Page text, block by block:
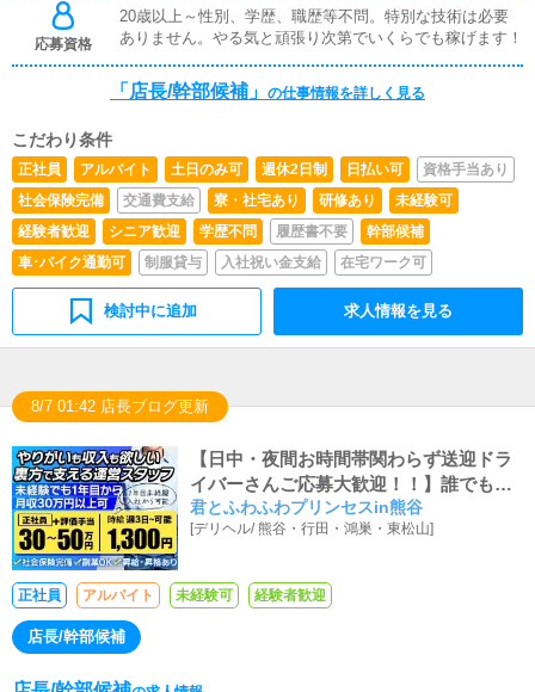
ントや店舗運営など様々な企画を提案していただきます。
【新規のお客様の増加】【お客様のリピート率の向上】
働いていただいているキャストの方が稼げるようにインタ
トなど、ポータルサイト等の店舗情報更新作業を行ってい
ただきます。キャストの出勤情報やイベント、求人ブログ
の作成となります。基本的にはボタンを押すだけや、ブロ
グの更新時に簡単に文字が入力出来れば問題ありません。
PCが苦手な人でも簡単にできます。■清掃・備品管理お客
様やキャストの方に快適にお過ごしいただくため、店内の
清掃や備品の管理・補充を行っていただきます。
応募資格
20歳以上～性別、学歴、職歴等不問。特別な技術は必要
ありません。やる気と頑張り次第でいくらでも稼げます！
「店長/幹部候補」 の仕事情報を詳しく見る
こだわり条件
正社員 アルバイト 土日のみ可 週休2日制 日払い可
資格手当あり
社会保険完備
交通費支給 寮・社宅あり 研修あり
未経験可
経験者歓迎
シニア歓迎 学歴不問 履歴書不要
幹部候補
車･バイク通勤可
制服貸与 入社祝い金支給 在宅ワーク可
検討中に追加 求人情報を見る
8/7 01:42 店長ブログ更新
【日中・夜間お時間帯関わらず送迎ドラ
イバーさんご応募大歓迎！！】誰でも時
給1,150円スタート！ご年齢(20以上)・経
験未経験関係なく採用強化中♪
君とふわふわプリンセスin熊谷
[デリヘル/熊谷・行田・鴻巣・東松山]
正社員 アルバイト 未経験可 経験者歓迎
店長/幹部候補